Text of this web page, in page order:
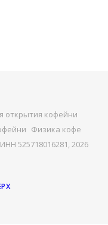
открытия кофейни
Физика кофе
525718016281, 2026